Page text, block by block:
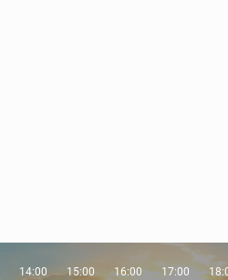
14:00 15:00 16:00 17:00